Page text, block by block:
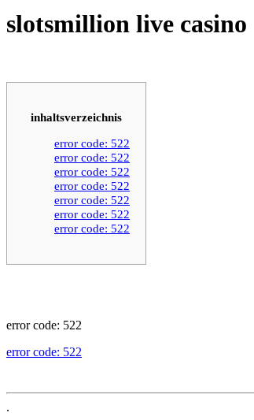
slotsmillion live casino
inhaltsverzeichnis
error code: 522
error code: 522
error code: 522
error code: 522
error code: 522
error code: 522
error code: 522
error code: 522
error code: 522
.